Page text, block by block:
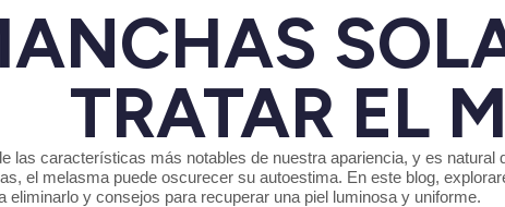
TRATAR EL
las características más notables de nuestra apariencia, y es
el melasma puede oscurecer su autoestima. En este blog,
eliminarlo y consejos para recuperar una piel luminosa y uniforme.